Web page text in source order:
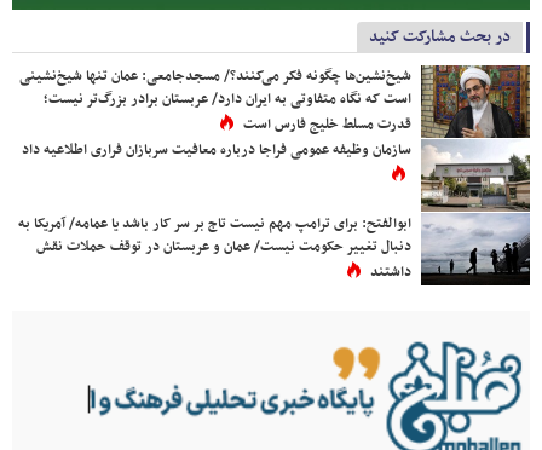
در بحث مشارکت کنید
شیخ‌نشین‌ها چگونه فکر می‌کنند؟/ مسجدجامعی: عمان تنها شیخ‌نشینی
است که نگاه متفاوتی به ایران دارد/ عربستان برادر بزرگ‌تر نیست؛
قدرت مسلط خلیج فارس است
سازمان وظیفه عمومی فراجا درباره معافیت سربازان فراری اطلاعیه داد
ابوالفتح: برای ترامپ مهم نیست تاج بر سر کار باشد یا عمامه/ آمریکا به
دنبال تغییر حکومت نیست/ عمان و عربستان در توقف حملات نقش
داشتند